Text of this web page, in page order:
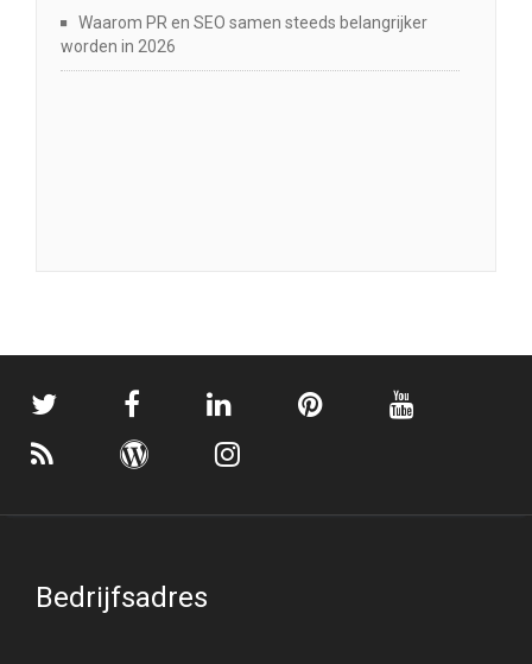
Waarom PR en SEO samen steeds belangrijker
worden in 2026
Bedrijfsadres